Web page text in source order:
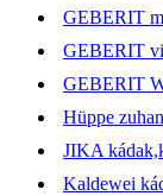
GEBERIT
GEBERIT
GEBERIT
Hüppe
JIKA
Kaldewei